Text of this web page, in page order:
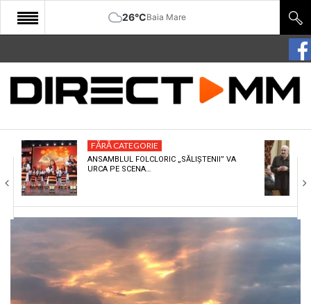
26°CBaia Mare
START
COMUNITATE
CULTURA
ECONOMIE
SANATATE
SPORT
SPECIAL
POLITIC
FĂRĂ CATEGORIE
ANSAMBLUL FOLCLORIC „SĂLIȘTENII” VA
URCA PE SCENA…